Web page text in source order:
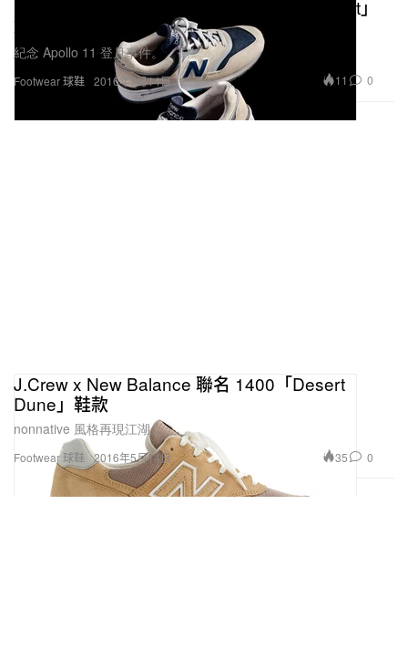
Footwear 球鞋
New Balance x J.Crew 聯名 997「Moonshot」
鞋款
紀念 Apollo 11 登月事件。
2016年7月14日 11 0
Footwear 球鞋
J.Crew x New Balance 聯名 1400「Desert
Dune」鞋款
nonnative 風格再現江湖。
2016年5月14日 35 0